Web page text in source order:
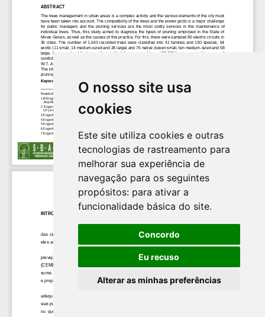
O nosso site usa
cookies
Este site utiliza cookies e outras
tecnologias de rastreamento para
melhorar sua experiência de
navegação para os seguintes
propósitos: para ativar a
funcionalidade básica do site.
Concordo
Eu recuso
Alterar as minhas preferências